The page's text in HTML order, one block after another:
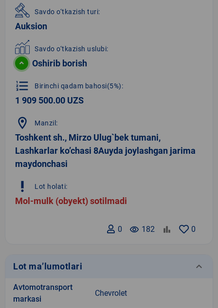
Savdo o‘tkazish turi:
Auksion
Savdo o‘tkazish uslubi:
Oshirib borish
format_list_numbered Birinchi qadam bahosi(5%):
1 909 500.00 UZS
location_on Manzil:
Toshkent sh., Mirzo Ulug`bek tumani,
Lashkarlar ko’chasi 8Auyda joylashgan jarima
maydonchasi
priority_high Lot holati:
Mol-mulk (obyekt) sotilmadi
0
remove_red_eye 182
0
Lot ma’lumotlari keyboard_arrow_down
Avtomotransport
markasi
Chevrolet